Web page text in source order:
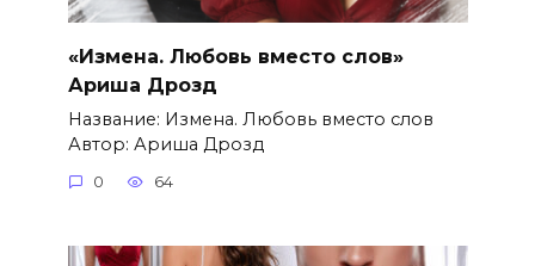
«Измена. Любовь вместо слов»
Ариша Дрозд
Название: Измена. Любовь вместо слов
Автор: Ариша Дрозд
0 64